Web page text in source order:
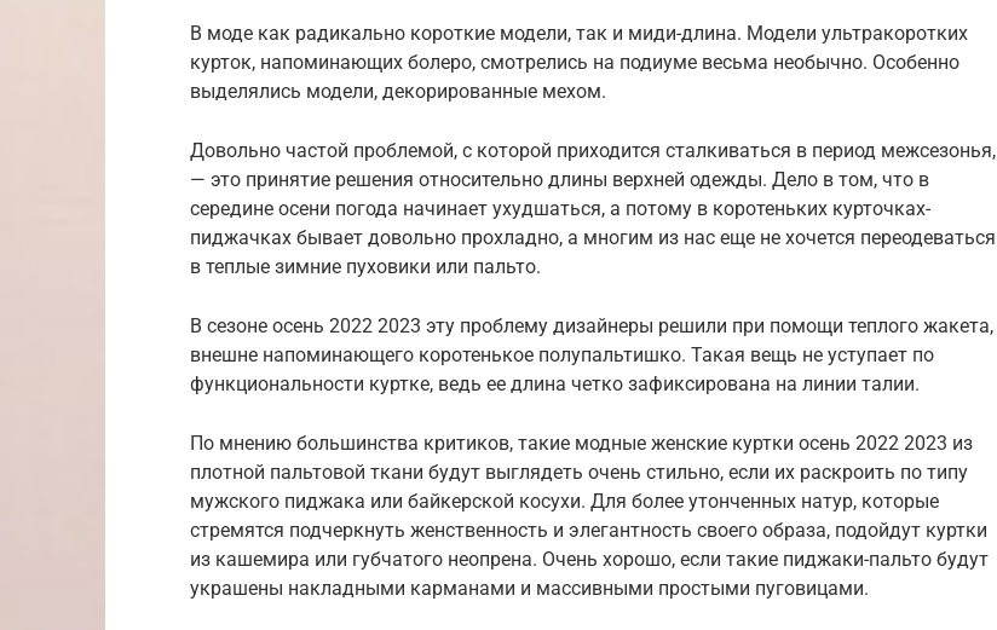
В моде как радикально короткие модели, так и миди-длина. Модели ультракоротких
курток, напоминающих болеро, смотрелись на подиуме весьма необычно. Особенно
выделялись модели, декорированные мехом.
Довольно частой проблемой, с которой приходится сталкиваться в период межсезонья,
— это принятие решения относительно длины верхней одежды. Дело в том, что в
середине осени погода начинает ухудшаться, а потому в коротеньких курточках-
пиджачках бывает довольно прохладно, а многим из нас еще не хочется переодеваться
в теплые зимние пуховики или пальто.
В сезоне осень 2022 2023 эту проблему дизайнеры решили при помощи теплого жакета,
внешне напоминающего коротенькое полупальтишко. Такая вещь не уступает по
функциональности куртке, ведь ее длина четко зафиксирована на линии талии.
По мнению большинства критиков, такие модные женские куртки осень 2022 2023 из
плотной пальтовой ткани будут выглядеть очень стильно, если их раскроить по типу
мужского пиджака или байкерской косухи. Для более утонченных натур, которые
стремятся подчеркнуть женственность и элегантность своего образа, подойдут куртки
из кашемира или губчатого неопрена. Очень хорошо, если такие пиджаки-пальто будут
украшены накладными карманами и массивными простыми пуговицами.